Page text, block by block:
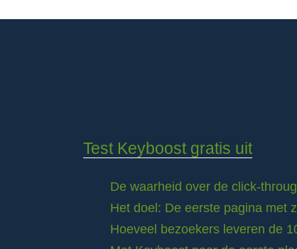
Test Keyboost gratis uit
De waarheid over de click-
Het doel: De eerste pagina met
Hoeveel bezoekers leveren de